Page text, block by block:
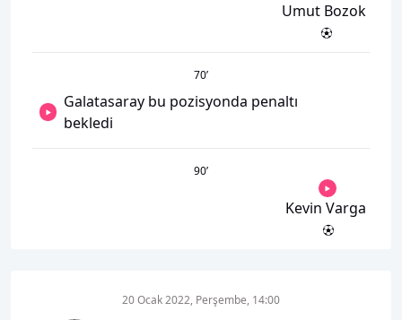
Umut Bozok
70’
Galatasaray bu pozisyonda penaltı
bekledi
90’
Kevin Varga
20 Ocak 2022, Perşembe, 14:00